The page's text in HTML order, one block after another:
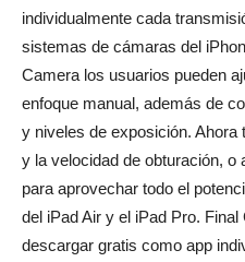
individualmente cada
sistemas de cámaras del
Camera los usuarios pueden
enfoque manual, además de
y niveles de exposición. Ahora
y la velocidad de obturación, o
para aprovechar todo el
del iPad Air y el iPad Pro.
descargar gratis como app